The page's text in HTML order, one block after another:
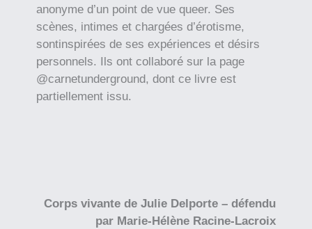
anonyme d’un point de vue queer. Ses
scènes, intimes et chargées d’érotisme,
sontinspirées de ses expériences et désirs
personnels. Ils ont collaboré sur la page
@carnetunderground, dont ce livre est
partiellement issu.
Corps vivante de Julie Delporte – défendu
par Marie-Hélène Racine-Lacroix